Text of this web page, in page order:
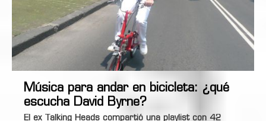
Música para andar en bicicleta: ¿qué
escucha David Byrne?
El ex Talking Heads compartió una playlist con 42